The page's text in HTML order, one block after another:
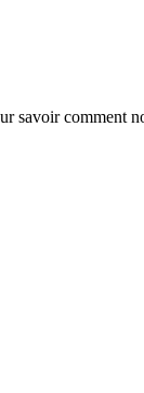
savoir comment